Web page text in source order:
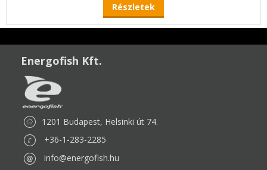
Részletek
Energofish Kft.
1201 Budapest, Helsinki út 74.
+36-1-283-2285
info@energofish.hu